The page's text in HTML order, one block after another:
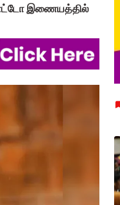
போட்டோ இணையத்தில்